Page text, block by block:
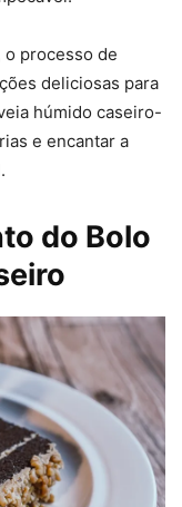
o processo de
deliciosas para
húmido caseiro-
e encantar a
do Bolo